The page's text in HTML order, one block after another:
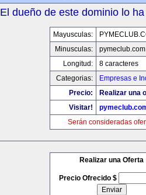
El dueño de este dominio lo
Mayusculas:
Minusculas:
pymeclub.com
Longitud:
8 caracteres
Categorias:
Empresas e
Precio:
Realizar una
Visitar!
Serán consideradas
Realizar una Oferta
Precio Ofrecido $